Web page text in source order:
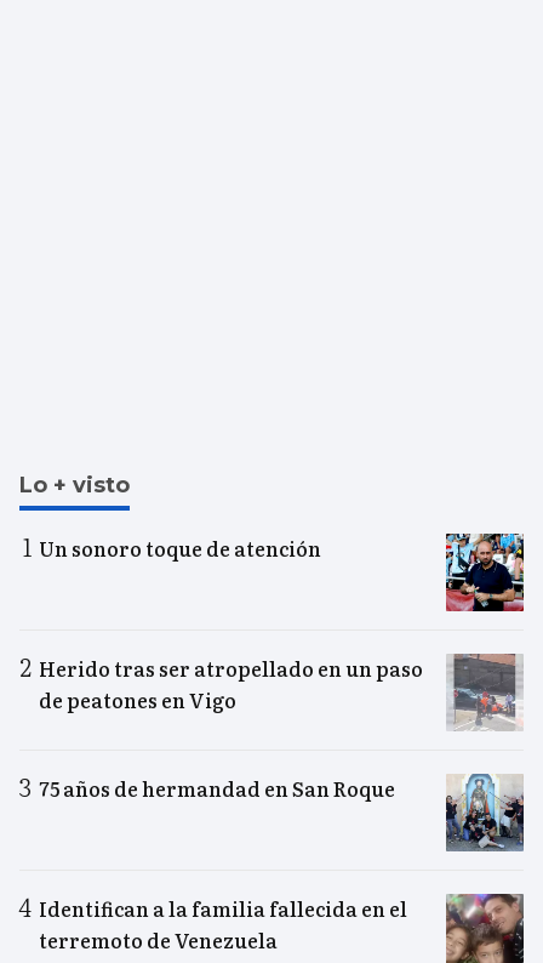
Lo + visto
Un sonoro toque de atención
Herido tras ser atropellado en un paso
de peatones en Vigo
75 años de hermandad en San Roque
Identifican a la familia fallecida en el
terremoto de Venezuela